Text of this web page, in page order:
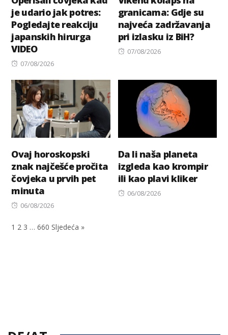
je udario jak potres:
Pogledajte reakciju
japanskih hirurga
VIDEO
Posted
07/08/2026
granicama: Gdje su
najveća zadržavanja
pri izlasku iz BiH?
Posted
07/08/2026
Ovaj horoskopski
znak najčešće pročita
čovjeka u prvih pet
minuta
Posted
06/08/2026
Da li naša planeta
izgleda kao krompir
ili kao plavi kliker
Posted
06/08/2026
1 2 3 … 660 Sljedeća »